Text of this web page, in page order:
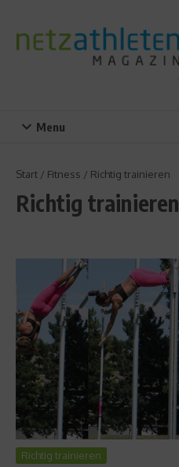
Menu
Start / Fitness / Richtig trainieren
Richtig trainieren
Richtig trainieren